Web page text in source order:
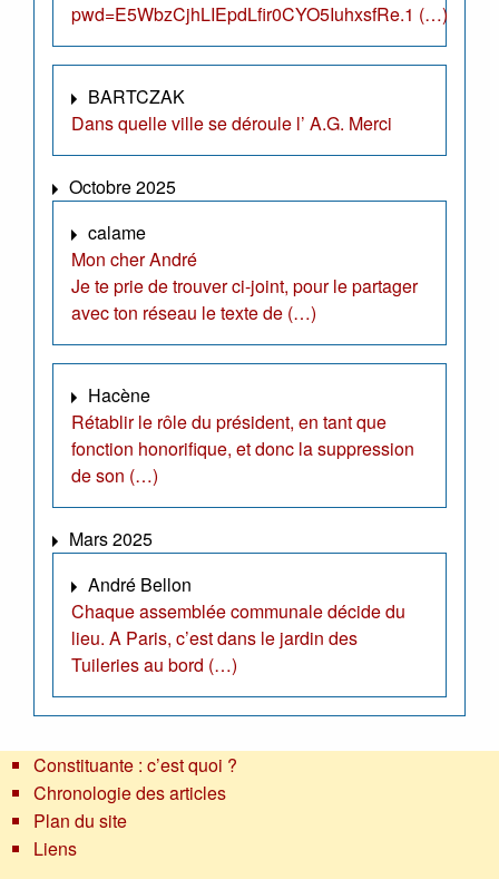
pwd=E5WbzCjhLIEpdLfir0CYO5IuhxsfRe.1 (…)
BARTCZAK
Dans quelle ville se déroule l’ A.G. Merci
Octobre 2025
calame
Mon cher André
Je te prie de trouver ci-joint, pour le partager
avec ton réseau le texte de (…)
Hacène
Rétablir le rôle du président, en tant que
fonction honorifique, et donc la suppression
de son (…)
Mars 2025
André Bellon
Chaque assemblée communale décide du
lieu. A Paris, c’est dans le jardin des
Tuileries au bord (…)
Constituante : c’est quoi ?
Chronologie des articles
Plan du site
Liens